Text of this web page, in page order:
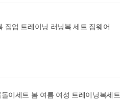
집업 트레이닝 러닝복 세트 짐웨어
이세트 봄 여름 여성 트레이닝복세트